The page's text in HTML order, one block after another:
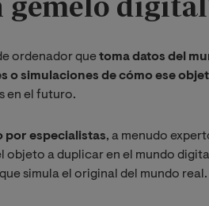
ordenador quetoma datos del
o simulaciones de cómo ese
en el futuro.
por especialistas, a menudo
objeto a duplicar en el mundo
simula el original del mundo real.